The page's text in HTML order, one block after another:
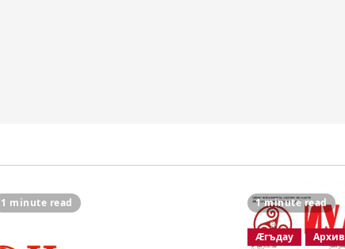
1 minute read 1 minute read
Æгъдау Архив